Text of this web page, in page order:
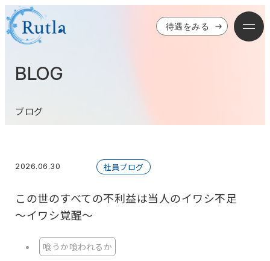
待遇をみる
BLOG
ブログ
2026.06.30 社員ブログ
この世のすべての不利益は当人のイワシ不足
～イワシ覚醒～
喰うか喰われるか